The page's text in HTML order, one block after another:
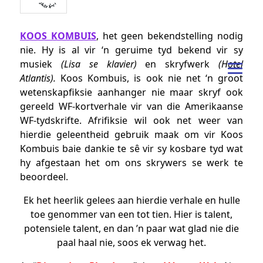
KOOS KOMBUIS, het geen bekendstelling nodig
nie. Hy is al vir ‘n geruime tyd bekend vir sy
musiek (Lisa se klavier) en skryfwerk (Hotel
Atlantis). Koos Kombuis, is ook nie net ‘n groot
wetenskapfiksie aanhanger nie maar skryf ook
gereeld WF-kortverhale vir van die Amerikaanse
WF-tydskrifte. Afrifiksie wil ook net weer van
hierdie geleentheid gebruik maak om vir Koos
Kombuis baie dankie te sê vir sy kosbare tyd wat
hy afgestaan het om ons skrywers se werk te
beoordeel.
Ek het heerlik gelees aan hierdie verhale en hulle
toe genommer van een tot tien. Hier is talent,
potensiele talent, en dan ’n paar wat glad nie die
paal haal nie, soos ek verwag het.